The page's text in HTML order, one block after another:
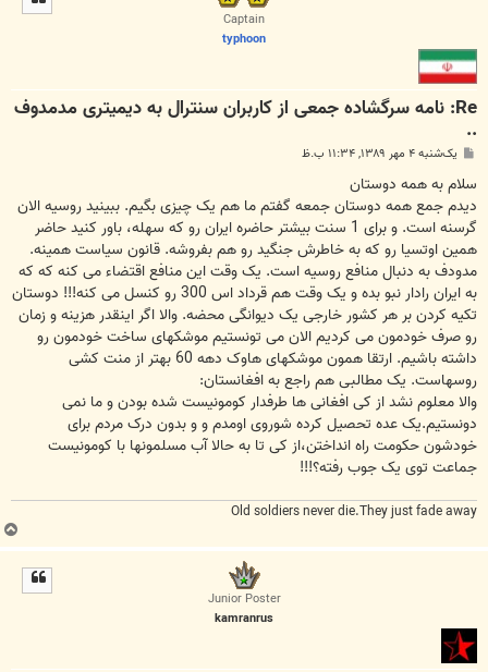
Captain
typhoon
Re: نامه سرگشاده جمعی از کاربران سنترال به دیمیتری مدمدوف
..
پ
ت
یک‌شنبه ۴ مهر ۱۳۸۹, ۱۱:۳۴ ب.ظ
سلام به همه دوستان
دیدم جمع همه دوستان جمعه گفتم ما هم یک چیزی بگیم. ببینید روسیه الان
گرسنه است. و برای 1 سنت بیشتر حاضره ایران رو که سهله، باور کنید حاضر
همین اوتسیا رو که به خاطرش جنگید رو هم بفروشه. قانون سیاست همینه.
مدودف به دنبال منافع روسیه است. یک وقت این منافع اقتضاء می کنه که که
به ایران رادار نبو بده و یک وقت هم قرداد اس 300 رو کنسل می کنه!!! دوستان
تکیه کردن بر هر کشور خارجی یک دیوانگی محضه. والا اگر اینقدر هزینه و زمان
رو صرف خودمون می کردیم الان می تونستیم موشکهای ساخت خودمون رو
داشته باشیم. ارتقا همون موشکهای هاوک دهه 60 بهتر از منت کشی
روسهاست. یک مطالبی هم راجع به افغانستان:
والا معلوم نشد از کی افغانی ها طرفدار کومونیست شده بودن و ما نمی
دونستیم.یک عده تحصیل کرده شوروی اومدم و و بدون درک مردم برای
خودشون حکومت راه انداختن،از کی تا به حالا آب مسلمونها با کومونیست
جماعت توی یک جوب رفته؟!!!
Old soldiers never die.They just fade away
ب
ا
Junior Poster
kamranrus